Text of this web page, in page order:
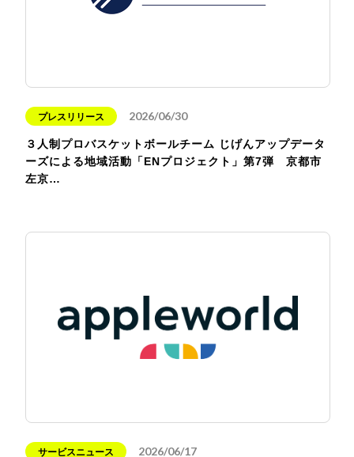
プレスリリース 2026/06/30
３人制プロバスケットボールチーム じげんアップデータ
ーズによる地域活動「ENプロジェクト」第7弾 京都市
左京…
サービスニュース 2026/06/17